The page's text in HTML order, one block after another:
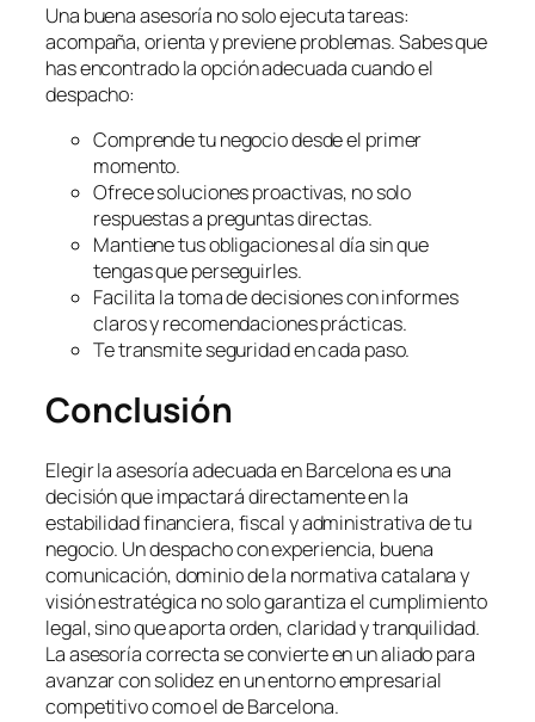
Una buena asesoría no solo ejecuta tareas:
acompaña, orienta y previene problemas. Sabes que
has encontrado la opción adecuada cuando el
despacho:
Comprende tu negocio desde el primer
momento.
Ofrece soluciones proactivas, no solo
respuestas a preguntas directas.
Mantiene tus obligaciones al día sin que
tengas que perseguirles.
Facilita la toma de decisiones con informes
claros y recomendaciones prácticas.
Te transmite seguridad en cada paso.
Conclusión
Elegir la asesoría adecuada en Barcelona es una
decisión que impactará directamente en la
estabilidad financiera, fiscal y administrativa de tu
negocio. Un despacho con experiencia, buena
comunicación, dominio de la normativa catalana y
visión estratégica no solo garantiza el cumplimiento
legal, sino que aporta orden, claridad y tranquilidad.
La asesoría correcta se convierte en un aliado para
avanzar con solidez en un entorno empresarial
competitivo como el de Barcelona.